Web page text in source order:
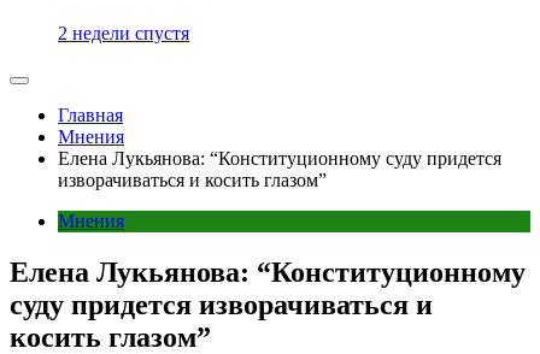
2 недели спустя
Главная
Мнения
Елена Лукьянова: “Конституционному суду придется
изворачиваться и косить глазом”
Мнения
Елена Лукьянова: “Конституционному
суду придется изворачиваться и
косить глазом”